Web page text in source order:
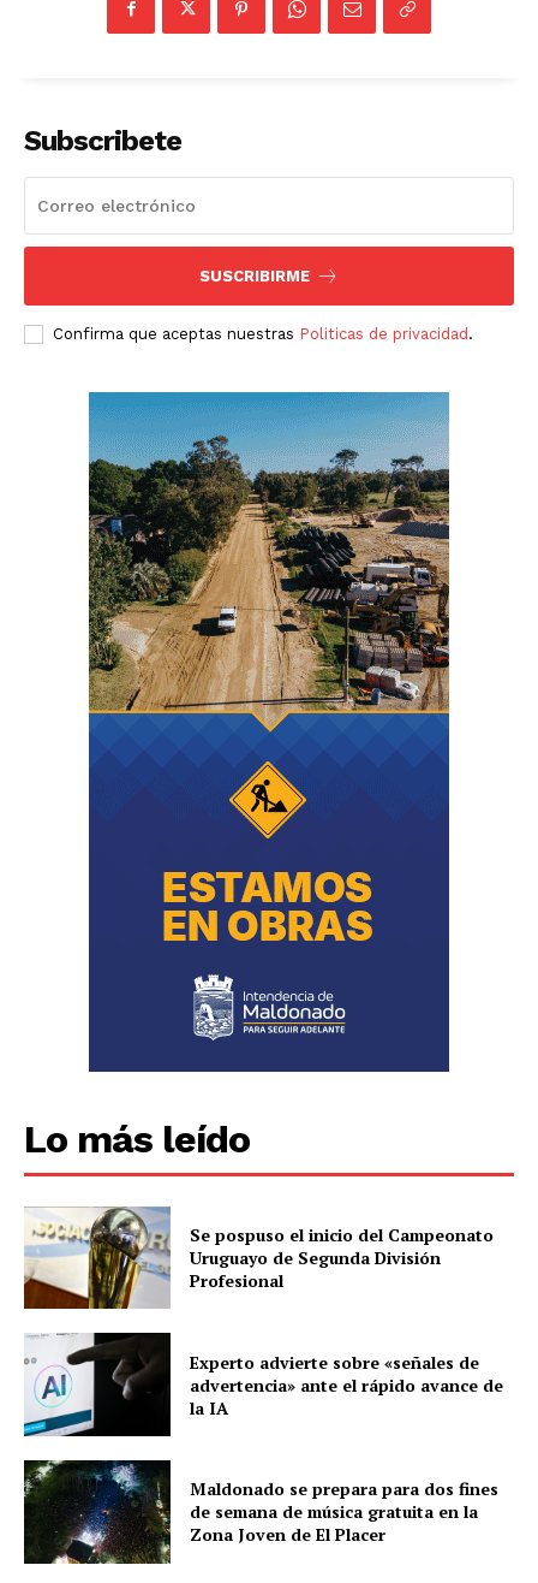
Subscribete
SUSCRIBIRME
Confirma que aceptas nuestras Politicas de privacidad .
Lo más leído
Se pospuso el inicio del Campeonato
Uruguayo de Segunda División
Profesional
Experto advierte sobre «señales de
advertencia» ante el rápido avance de
la IA
Maldonado se prepara para dos fines
de semana de música gratuita en la
Zona Joven de El Placer